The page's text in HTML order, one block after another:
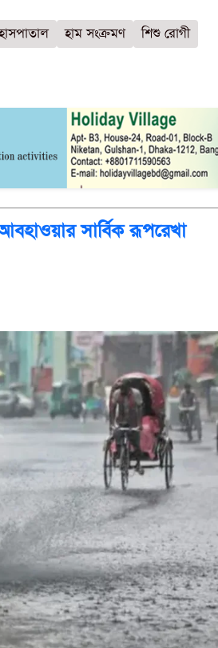
হাম সংক্রমণ
শিশু রোগী
সার্বিক রূপরেখা